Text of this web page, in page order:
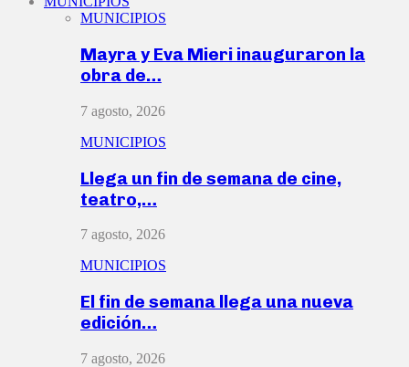
MUNICIPIOS
Mayra y Eva Mieri inauguraron la
obra de…
7 agosto, 2026
MUNICIPIOS
Llega un fin de semana de cine,
teatro,…
7 agosto, 2026
MUNICIPIOS
El fin de semana llega una nueva
edición…
7 agosto, 2026